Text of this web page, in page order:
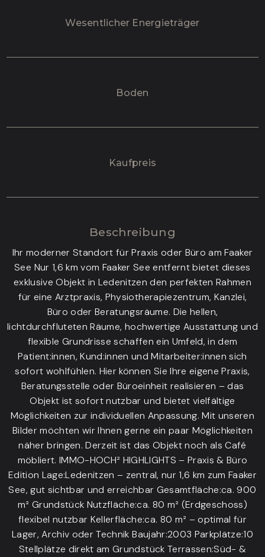
Wesentlicher Energieträger
Boden
Kaufpreis
Beschreibung
Ihr moderner Standort für Praxis oder Büro am Faaker
See Nur 1,6 km vom Faaker See entfernt bietet dieses
exklusive Objekt in Ledenitzen den perfekten Rahmen
für eine Arztpraxis, Physiotherapiezentrum, Kanzlei,
Büro oder Beratungsräume. Die hellen,
lichtdurchfluteten Räume, hochwertige Ausstattung und
flexible Grundrisse schaffen ein Umfeld, in dem
Patient:innen, Kund:innen und Mitarbeiter:innen sich
sofort wohlfühlen. Hier können Sie Ihre eigene Praxis,
Beratungsstelle oder Büroeinheit realisieren – das
Objekt ist sofort nutzbar und bietet vielfältige
Möglichkeiten zur individuellen Anpassung. Mit unseren
Bilder möchten wir Ihnen gerne ein paar Möglichkeiten
näher bringen. Derzeit ist das Objekt noch als Café
möbliert. IMMO-HOCH² HIGHLIGHTS – Praxis & Büro
Edition Lage:Ledenitzen – zentral, nur 1,6 km zum Faaker
See, gut sichtbar und erreichbar Gesamtfläche:ca. 900
m² Grundstück Nutzfläche:ca. 80 m² (Erdgeschoss)
flexibel nutzbar Kellerfläche:ca. 80 m² – optimal für
Lager, Archiv oder Technik Baujahr:2003 Parkplätze:10
Stellplätze direkt am Grundstück Terrassen:Süd- &